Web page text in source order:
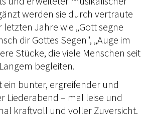
werden sie durch vertraute
letzten Jahre wie „Gott segne
dir Gottes Segen", „Auge im
Stücke, die viele Menschen seit
Langem begleiten.
ein bunter, ergreifender und
Liederabend – mal leise und
kraftvoll und voller Zuversicht.